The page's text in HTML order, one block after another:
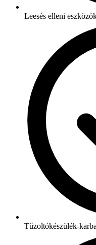
Leesés elleni
Tűzoltókészülék-